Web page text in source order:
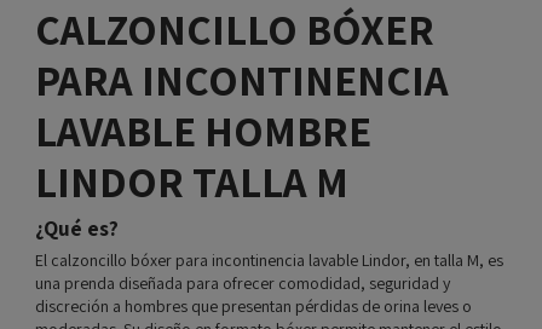
CALZONCILLO BÓXER
PARA INCONTINENCIA
LAVABLE HOMBRE
LINDOR TALLA M
¿Qué es?
El calzoncillo bóxer para incontinencia lavable Lindor, en talla M, es
una prenda diseñada para ofrecer comodidad, seguridad y
discreción a hombres que presentan pérdidas de orina leves o